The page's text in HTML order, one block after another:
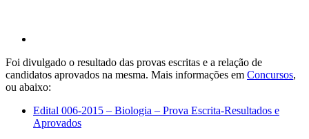
Foi divulgado o resultado das provas escritas e a relação de
candidatos aprovados na mesma. Mais informações em Concursos,
ou abaixo:
Edital 006-2015 – Biologia – Prova Escrita-Resultados e
Aprovados